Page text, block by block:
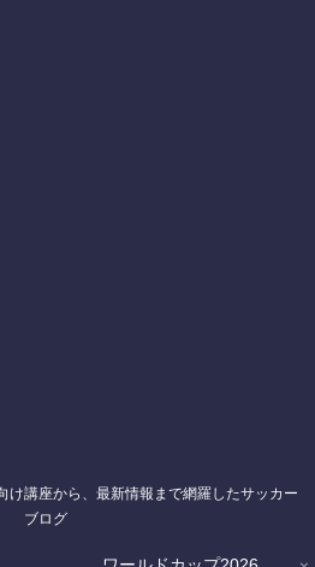
講座から、最新情報まで網羅したサッカー
ブログ